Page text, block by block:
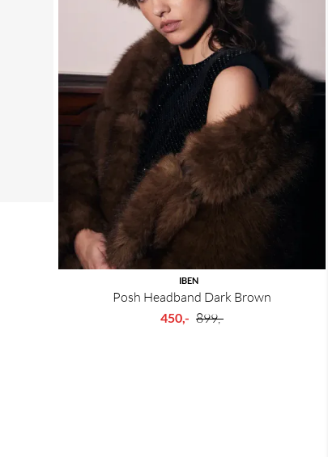
IBEN
Posh Headband Dark Brown
450,- 899,-